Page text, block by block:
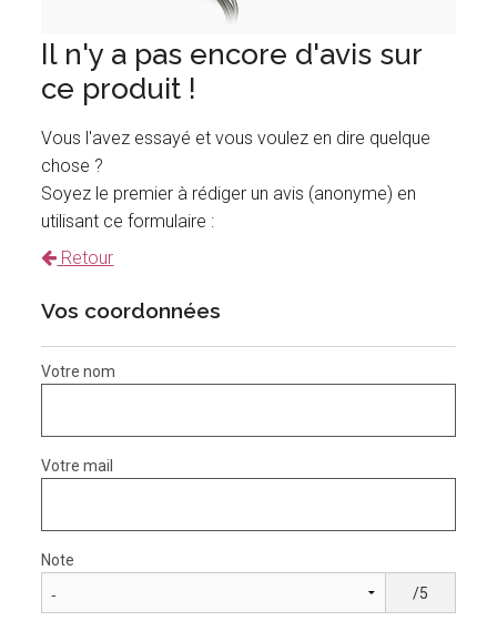
Il n'y a pas encore d'avis sur
ce produit !
Vous l'avez essayé et vous voulez en dire quelque
chose ?
Soyez le premier à rédiger un avis (anonyme) en
utilisant ce formulaire :
Retour
Vos coordonnées
Votre nom
Votre mail
Note
/5